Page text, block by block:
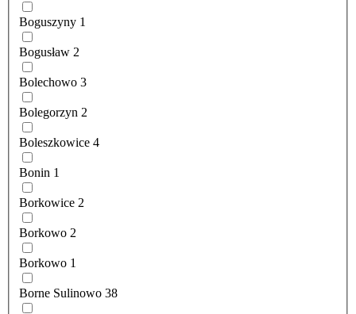
Boguszyny 1
Bogusław 2
Bolechowo 3
Bolegorzyn 2
Boleszkowice 4
Bonin 1
Borkowice 2
Borkowo 2
Borkowo 1
Borne Sulinowo 38